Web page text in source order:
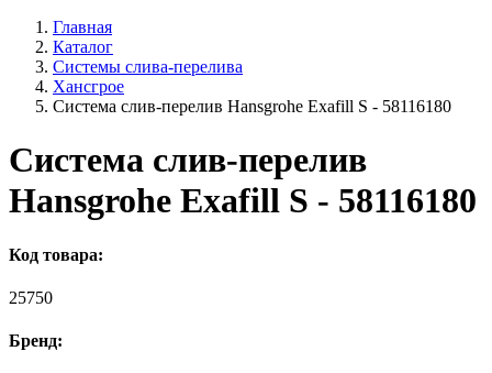
Главная
Каталог
Системы слива-перелива
Хансгрое
Система слив-перелив Hansgrohe Exafill S - 58116180
Система слив-перелив
Hansgrohe Exafill S - 58116180
Код товара:
25750
Бренд: